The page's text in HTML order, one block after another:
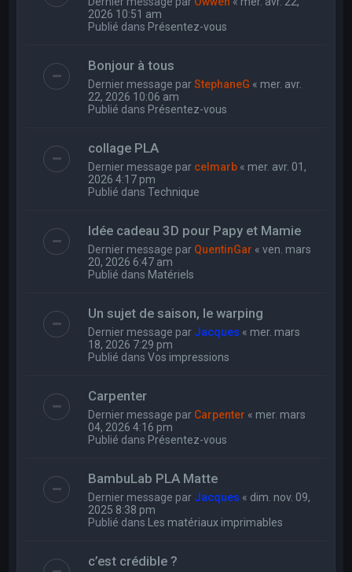
2026 10:51 am
Publié dans Présentez-vous
Bonjour à tous
Dernier message parStephaneG « mer. avr.
22, 2026 10:06 am
Publié dans Présentez-vous
collage PLA
Dernier message par celmarb « mer. avr. 01,
2026 4:17 pm
Publié dansTechnique
Idée cadeau 3D pour Papy et Mamie
Dernier message par QuentinGar «ven. mars
20, 2026 6:47 am
Publié dans Matériels
Un sujet de saison, le warping
Dernier message par Jacques « mer. mars
18, 2026 7:29 pm
Publié dansVos impressions
Carpenter
Dernier message par Carpenter « mer. mars
04, 2026 4:16 pm
Publié dans Présentez-vous
BambuLab PLA Matte
Dernier message par Jacques « dim. nov. 09,
2025 8:38 pm
Publié dans Les matériaux imprimables
c’est crédible ?